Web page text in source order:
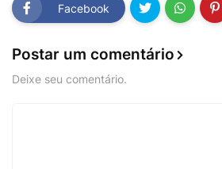
Facebook
Postar um comentário
Deixe seu comentário.